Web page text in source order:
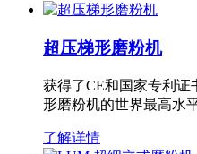
超压梯形磨粉机
获得了CE和国家专利
形磨粉机的世界最高水
了解详情